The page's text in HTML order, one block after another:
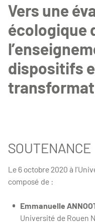
Vers une
écologique
dispositifs
SOUTENANCE
Le 6 octobre 2020 à
composé de :
Emmanuelle
Université de Rouen